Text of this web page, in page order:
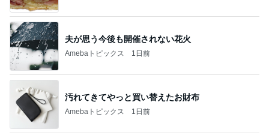
夫が思う今後も開催されない花火
Amebaトピックス 1日前
汚れてきてやっと買い替えたお財布
Amebaトピックス 1日前